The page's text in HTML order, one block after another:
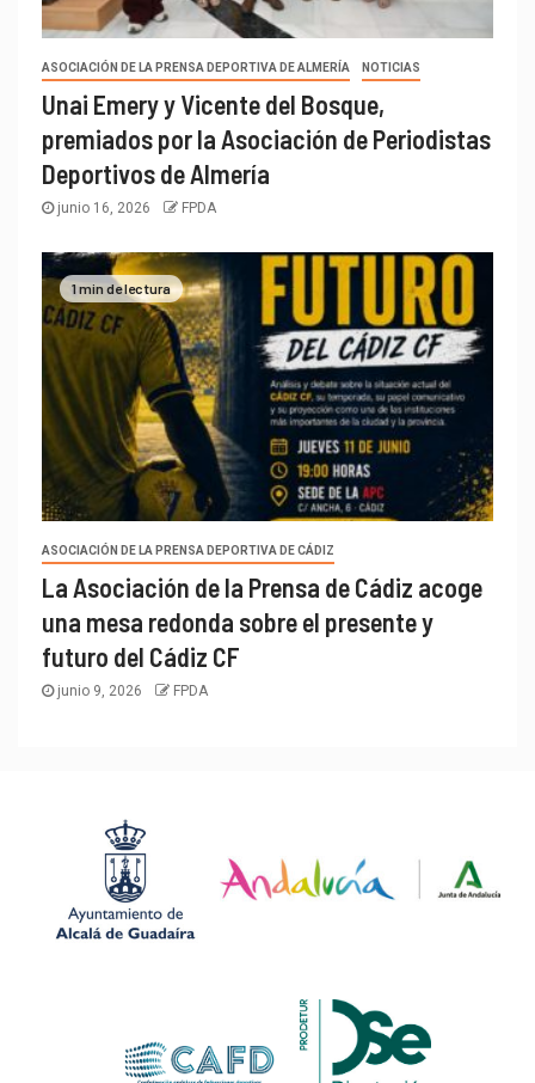
ASOCIACIÓN DE LA PRENSA DEPORTIVA DE ALMERÍA NOTICIAS
Unai Emery y Vicente del Bosque,
premiados por la Asociación de Periodistas
Deportivos de Almería
junio 16, 2026 FPDA
1 min de lectura
ASOCIACIÓN DE LA PRENSA DEPORTIVA DE CÁDIZ
La Asociación de la Prensa de Cádiz acoge
una mesa redonda sobre el presente y
futuro del Cádiz CF
junio 9, 2026 FPDA